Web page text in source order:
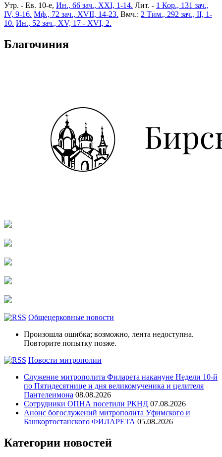
Утр. - Ев. 10-е, Ин., 66 зач., XXI, 1-14. Лит. - 1 Кор., 131 зач.,
IV, 9-16. Мф., 72 зач., XVII, 14-23. Вмч.: 2 Тим., 292 зач., II, 1-
10. Ин., 52 зач., XV, 17 - XVI, 2.
Благочиния
Общецерковные новости
Произошла ошибка; возможно, лента недоступна.
Повторите попытку позже.
Новости митрополии
Служение митрополита Филарета накануне Недели 10-й
по Пятидесятнице и дня великомученика и целителя
Пантелеимона 08.08.2026
Сотрудники ОПНА посетили РКНД 07.08.2026
Анонс богослужений митрополита Уфимского и
Башкортостанского ФИЛАРЕТА 05.08.2026
Категории новостей